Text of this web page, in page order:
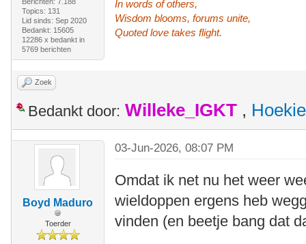
Topics: 131
Lid sinds: Sep 2020
Bedankt: 15605
12286 x bedankt in
5769 berichten
In words of others,
Wisdom blooms, forums unite,
Quoted love takes flight.
Zoek
Bedankt door: Willeke_IGKT , Hoekie
Boyd Maduro
Toerder
03-Jun-2026, 08:07 PM
Omdat ik net nu het weer
wieldoppen ergens heb
vinden (en beetje bang dat